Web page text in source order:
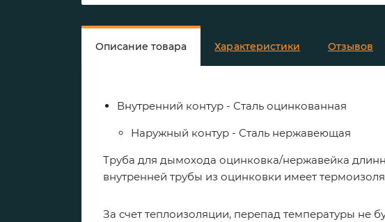
Описание товара Характеристики Отзывов
Внутренний контур - Сталь оцинкованная
Наружный контур - Сталь нержавеющая
Труба для дымохода оцинковка/нержавейка
внутренней трубы из оцинковки имеет
За счет теплоизоляции, перепад температуры не